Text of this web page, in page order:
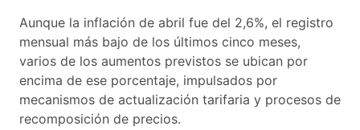
Aunque la inflación de abril fue del 2,6%, el registro
mensual más bajo de los últimos cinco meses,
varios de los aumentos previstos se ubican por
encima de ese porcentaje, impulsados por
mecanismos de actualización tarifaria y procesos de
recomposición de precios.